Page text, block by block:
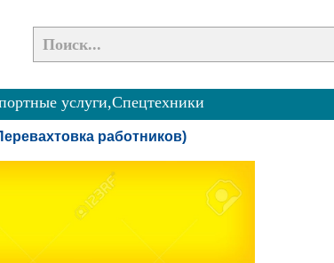
услуги,Спецтехники
работников)